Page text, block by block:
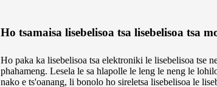
Ho tsamaisa lisebelisoa tsa lisebelisoa tsa
Ho paka ka lisebelisoa tsa elektroniki le lisebelisoa tse
phahameng. Lesela le sa hlapolle le leng le neng le
nako e ts'oanang, li bonolo ho sireletsa lisebelisoa le